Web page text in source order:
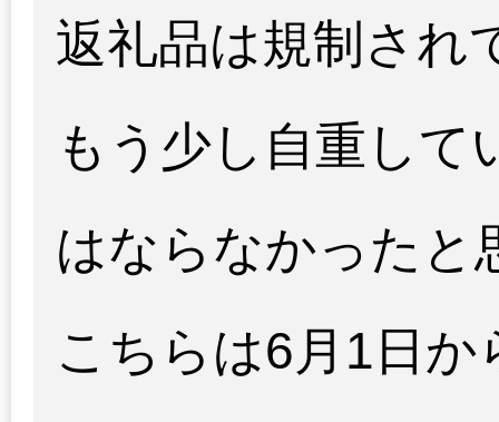
返礼品は規制され
もう少し自重して
はならなかった
こちらは6月1日